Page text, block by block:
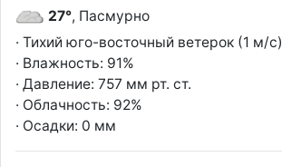
27°, Пасмурно
· Тихий юго-восточный ветерок (1 м/с)
· Влажность: 91%
· Давление: 757 мм рт. ст.
· Облачность: 92%
· Осадки: 0 мм